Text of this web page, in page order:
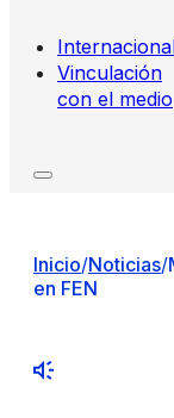
Vinculación
con el medio
Inicio/Noticias/
en FEN